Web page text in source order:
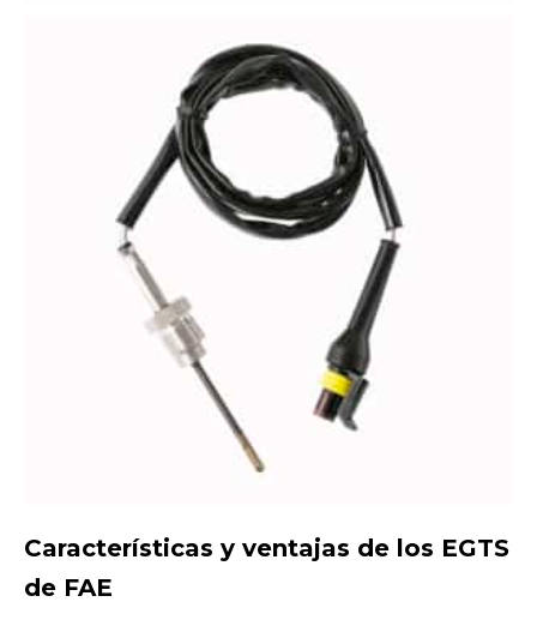
Características y ventajas de los EGTS
de FAE